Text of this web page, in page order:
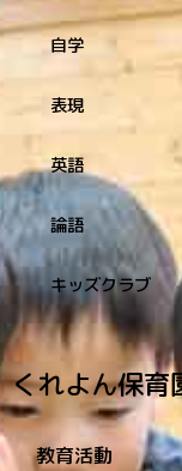
自学
表現
英語
論語
キッズクラブ
くれよん保育
教育活動